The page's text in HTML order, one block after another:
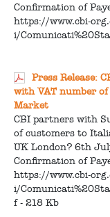
Confirmation of
https://www.cbi-
i/
Press Release:
with VAT number
Market
CBI partners with
of customers to
UK London? 6th
Confirmation of
https://www.cbi-
i/
f - 218 Kb